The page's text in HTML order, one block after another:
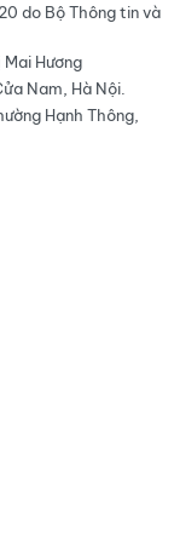
do Bộ Thông tin và
Hương
Nam, Hà Nội.
Hạnh Thông,